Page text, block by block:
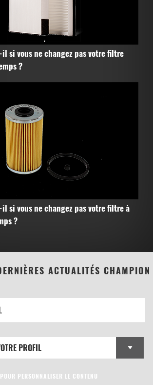
il si vous ne changez pas votre filtre
?
si vous ne changez pas votre filtre à
?
ACTUALITÉS CHAMPION
POUR PERSONNALISER LE CONTENU